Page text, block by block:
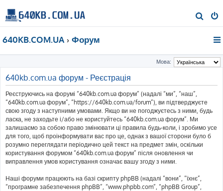
о
к
640KB.COM.UA Форум
Мова:
640kb.com.ua форум - Реєстрація
Реєструючись на форумі “640kb.com.ua форум” (надалі “ми”, “наш”,
“640kb.com.ua форум”, “https://640kb.com.ua/forum”), ви підтверджуєте
свою згоду з наступними умовами. Якщо ви не погоджуєтесь з ними, будь
ласка, не заходьте і/або не користуйтесь “640kb.com.ua форум”. Ми
залишаємо за собою право змінювати ці правила будь-коли, і зробимо усе
для того, щоб проінформувати вас про це, однак з вашої сторони було б
розумно переглядати періодично цей текст на предмет змін, оскільки
користування форумом “640kb.com.ua форум” після оновлення чи
виправлення умов користування означає вашу згоду з ними.
Наші форуми працюють на базі скрипту phpBB (надалі “вони”, “їхнє”,
“програмне забезпечення phpBB”, “www.phpbb.com”, “phpBB Group”,